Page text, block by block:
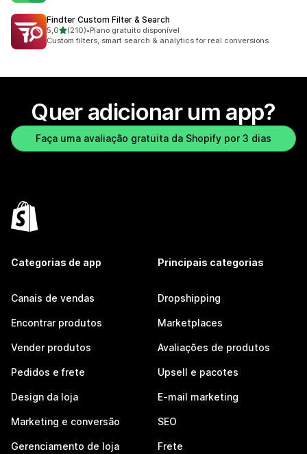
Findter Custom Filter & Search
5,0de 5 estrelas
(210)
210 avaliações ao todo
•Plano gratuito disponível
Custom filters, smart search & analytics for real conversions
Quer adicionar um app?
Faça uma avaliação gratuita da Shopify por 3 dias
Categorias de app
Canais de vendas
Encontrar produtos
Vender produtos
Pedidos e frete
Design da loja
Marketing e conversão
Gerenciamento de loja
Principais categorias
Dropshipping
Marketplaces
Avaliações de produtos
Upsell e pacotes
E-mail marketing
SEO
Frete